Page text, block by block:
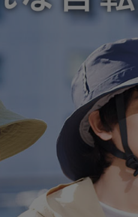
アウトドアグッズ
パワーバイオ